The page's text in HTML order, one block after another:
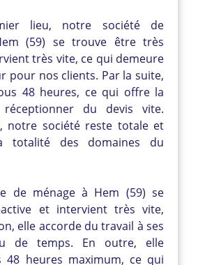
lieu, notre société de
(59) se trouve être très
très vite, ce qui demeure
pour nos clients. Par la suite,
48 heures, ce qui offre la
du devis vite.
notre société reste totale et
totalité des domaines du
de ménage à Hem (59) se
et intervient très vite,
elle accorde du travail à ses
de temps. En outre, elle
48 heures maximum, ce qui